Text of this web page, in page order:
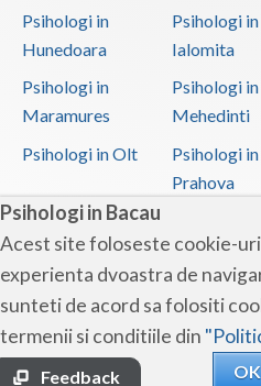
Psihologi in Bacau
Acest site foloseste cookie-
experienta dvoastra de
sunteti de acord sa folositi
termenii si conditiile din
OK
Feedback
Psihologi in
Hunedoara
Psihologi in
Ialomita
Psihologi in
Maramures
Psihologi in
Mehedinti
Psihologi in Olt
Psihologi in
Prahova
Psihologi in Sibiu
Psihologi in
Suceava
Psihologi in Timis
Psihologi
Psihologi in Vaslui
Psihologi in
Vrancea